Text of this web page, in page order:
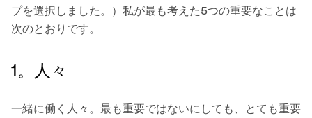
プを選択しました。）私が最も考えた5つの重要なことは
次のとおりです。
1。人々
一緒に働く人々。最も重要ではないにしても、とても重要